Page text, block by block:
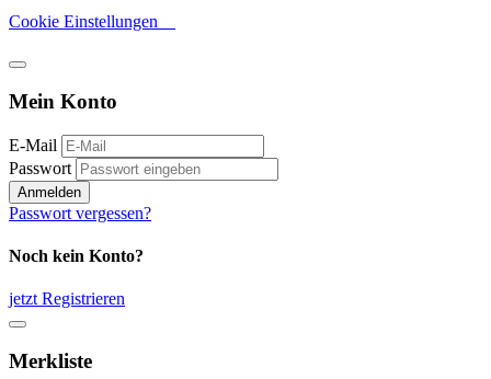
Cookie Einstellungen
Mein Konto
E-Mail
Passwort
Anmelden
Passwort vergessen?
Noch kein Konto?
jetzt Registrieren
Merkliste